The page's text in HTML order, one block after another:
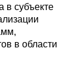
в субъекте
в области